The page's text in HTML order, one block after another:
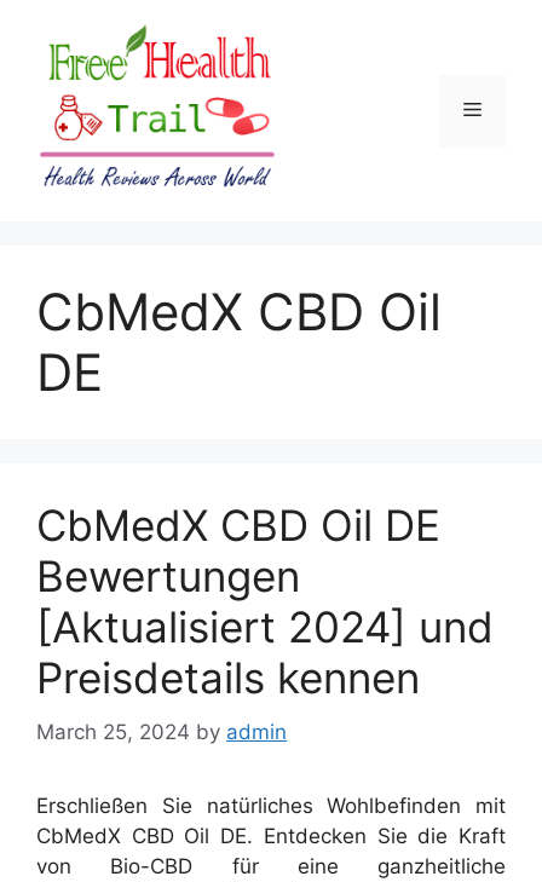
content
Menu
CbMedX CBD Oil
DE
CbMedX CBD Oil DE
Bewertungen
[Aktualisiert 2024] und
Preisdetails kennen
March 25, 2024 by admin
Erschließen Sie natürliches Wohlbefinden mit
CbMedX CBD Oil DE. Entdecken Sie die Kraft
von Bio-CBD für eine ganzheitliche